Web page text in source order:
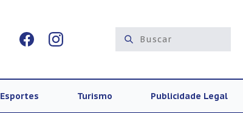
Esportes Turismo Publicidade Legal